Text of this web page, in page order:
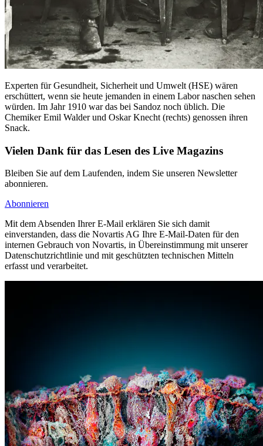
Experten für Gesundheit, Sicherheit und Umwelt (HSE) wären
erschüttert, wenn sie heute jemanden in einem Labor naschen sehen
würden. Im Jahr 1910 war das bei Sandoz noch üblich. Die
Chemiker Emil Walder und Oskar Knecht (rechts) genossen ihren
Snack.
Vielen Dank für das Lesen des Live Magazins
Bleiben Sie auf dem Laufenden, indem Sie unseren Newsletter
abonnieren.
Abonnieren
Mit dem Absenden Ihrer E-Mail erklären Sie sich damit
einverstanden, dass die Novartis AG Ihre E-Mail-Daten für den
internen Gebrauch von Novartis, in Übereinstimmung mit unserer
Datenschutzrichtlinie und mit geschützten technischen Mitteln
erfasst und verarbeitet.